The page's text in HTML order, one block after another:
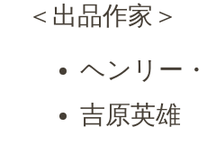
＜出品作家＞
ヘンリー
吉原英雄